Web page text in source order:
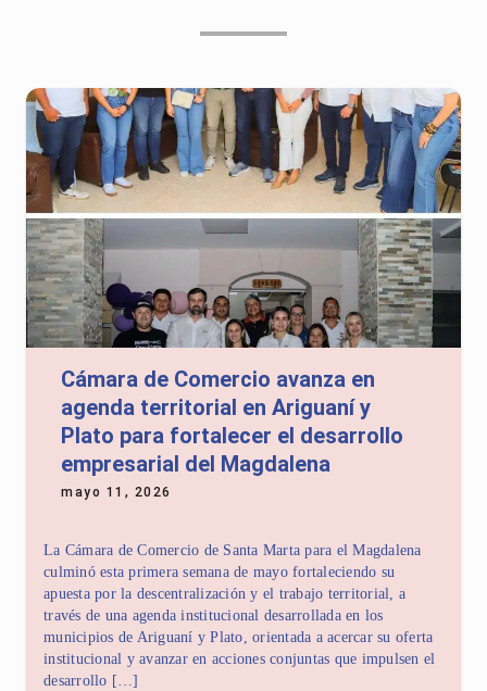
Cámara de Comercio avanza en
agenda territorial en Ariguaní y
Plato para fortalecer el desarrollo
empresarial del Magdalena
mayo 11, 2026
La Cámara de Comercio de Santa Marta para el Magdalena
culminó esta primera semana de mayo fortaleciendo su
apuesta por la descentralización y el trabajo territorial, a
través de una agenda institucional desarrollada en los
municipios de Ariguaní y Plato, orientada a acercar su oferta
institucional y avanzar en acciones conjuntas que impulsen el
desarrollo […]